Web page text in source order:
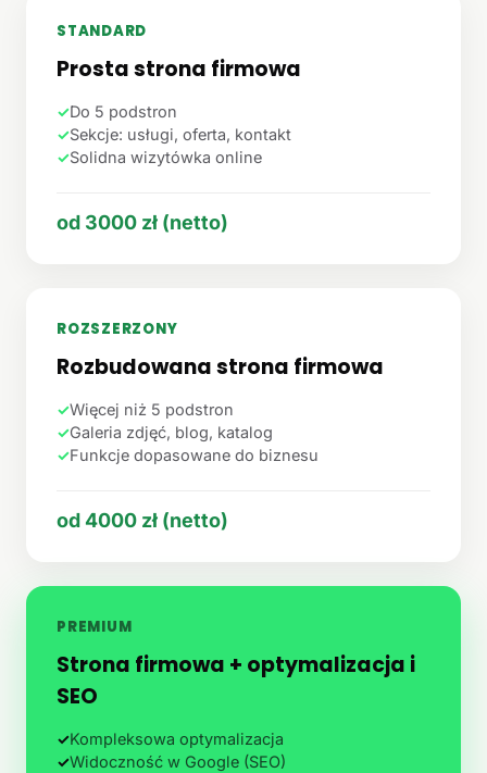
STANDARD
Prosta strona firmowa
✓Do 5 podstron
✓Sekcje: usługi, oferta, kontakt
✓Solidna wizytówka online
od 3000 zł (netto)
ROZSZERZONY
Rozbudowana strona firmowa
✓Więcej niż 5 podstron
✓Galeria zdjęć, blog, katalog
✓Funkcje dopasowane do biznesu
od 4000 zł (netto)
PREMIUM
Strona firmowa + optymalizacja i
SEO
✓Kompleksowa optymalizacja
✓Widoczność w Google (SEO)